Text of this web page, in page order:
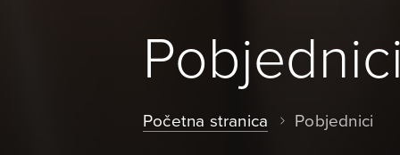
Početna stranica Pobjednici